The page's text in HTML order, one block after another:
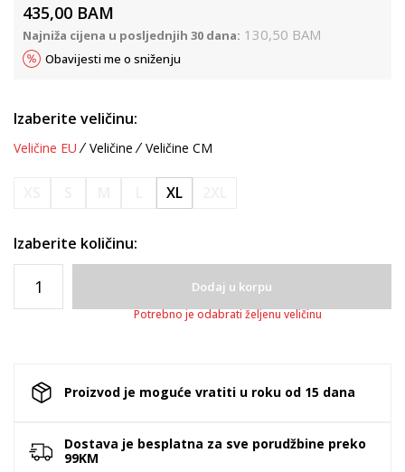
435,00 BAM
Najniža cijena u posljednjih 30 dana: 130,50 BAM
Obavijesti me o sniženju
Izaberite veličinu:
Veličine EU Veličine Veličine CM
XL
Izaberite količinu:
Dodaj u korpu
Potrebno je odabrati željenu veličinu
Proizvod je moguće vratiti u roku od 15 dana
Dostava je besplatna za sve porudžbine preko
99KM